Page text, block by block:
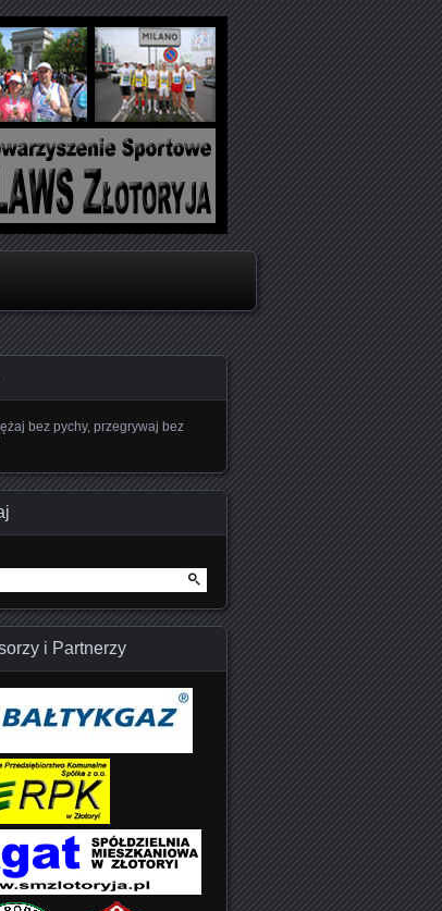
bez pychy, przegrywaj bez
i Partnerzy